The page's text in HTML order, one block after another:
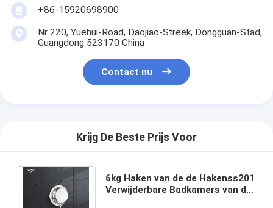
+86-15920698900
Nr 220, Yuehui-Road, Daojiao-Streek, Dongguan-Stad,
Guangdong 523170 China
Contact nu
Krijg De Beste Prijs Voor
6kg Haken van de de Hakenss201
Verwijderbare Badkamers van de